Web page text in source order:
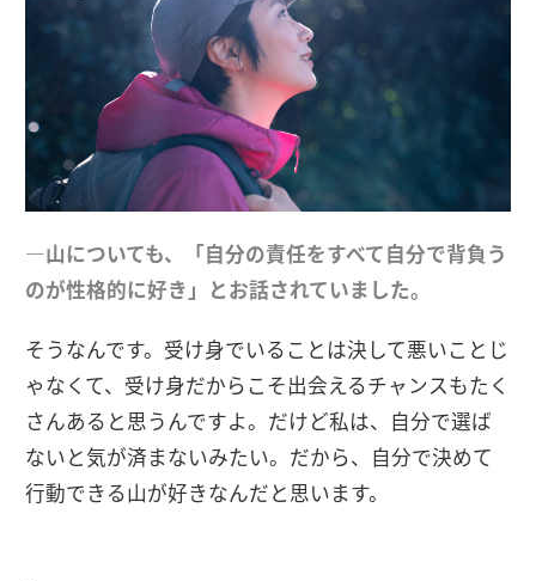
―山についても、「自分の責任をすべて自分で背負う
のが性格的に好き」とお話されていました。
そうなんです。受け身でいることは決して悪いことじ
ゃなくて、受け身だからこそ出会えるチャンスもたく
さんあると思うんですよ。だけど私は、自分で選ば
ないと気が済まないみたい。だから、自分で決めて
行動できる山が好きなんだと思います。